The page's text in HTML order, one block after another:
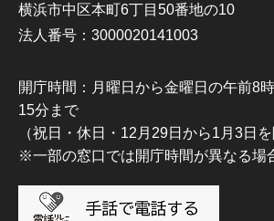
横浜市中区本町6丁目50番地の10
法人番号：3000020141003
開庁時間：月曜日から金曜日の午前8
15分まで
（祝日・休日・12月29日から1月3日を
※一部の窓口では開庁時間が異なる場